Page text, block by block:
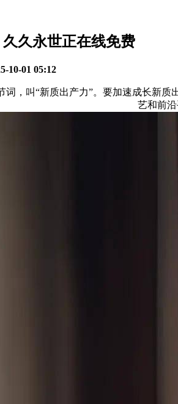
久永世正在线免费
10-01 05:12
叫“新质出产力”。要加速成长新质
艺和前